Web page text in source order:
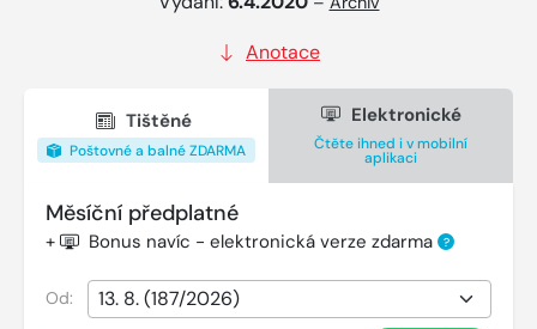
Anotace
Tištěné
Poštovné a balné ZDARMA
Elektronické
Čtěte ihned i v mobilní
aplikaci
Měsíční předplatné
+ Bonus navíc - elektronická verze zdarma ?
Od: